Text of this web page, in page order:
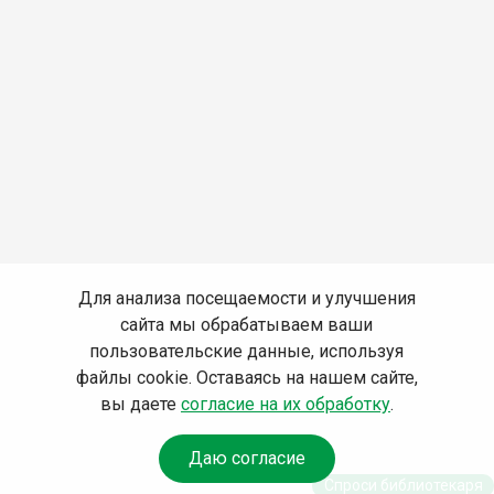
Для анализа посещаемости и улучшения
сайта мы обрабатываем ваши
пользовательские данные, используя
файлы cookie. Оставаясь на нашем сайте,
вы даете согласие на их обработку.
Даю согласие
Спроси библиотекаря